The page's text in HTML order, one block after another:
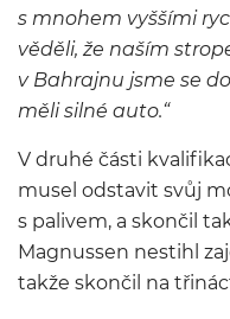
s mnohem vyššími
věděli, že naším
v Bahrajnu jsme se
měli silné auto.“
V druhé části
musel odstavit svůj
s palivem, a skončil
Magnussen nestihl
takže skončil na